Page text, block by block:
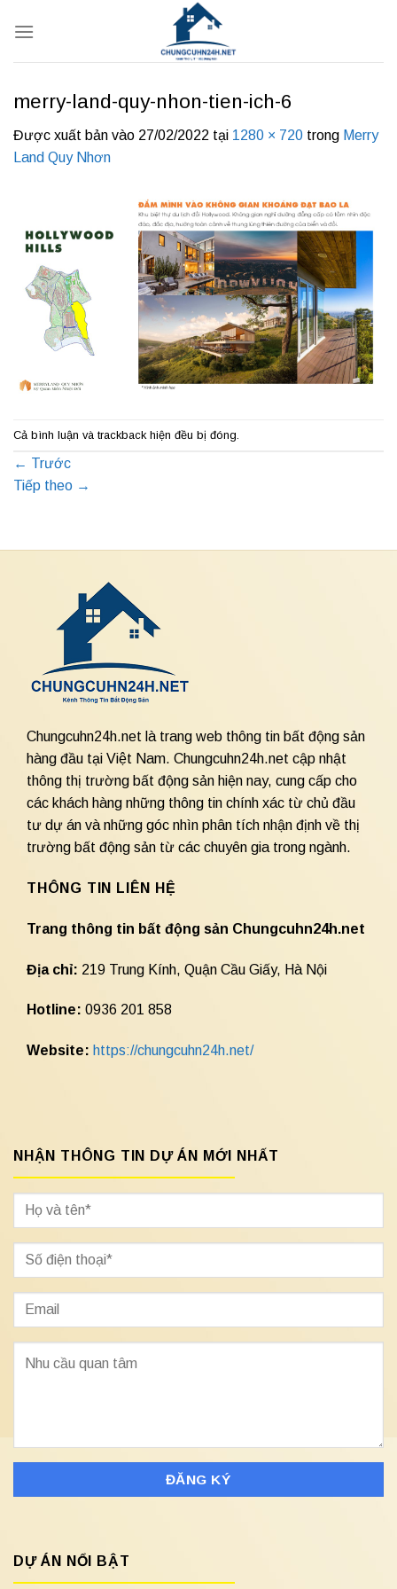
qua
merry-land-quy-nhon-tien-ich-6
Được xuất bản vào 27/02/2022 tại 1280 × 720 trong Merry
Land Quy Nhơn
Cả bình luận và trackback hiện đều bị đóng.
← Trước
Tiếp theo →
Chungcuhn24h.net là trang web thông tin bất động sản
hàng đầu tại Việt Nam. Chungcuhn24h.net cập nhật
thông thị trường bất động sản hiện nay, cung cấp cho
các khách hàng những thông tin chính xác từ chủ đầu
tư dự án và những góc nhìn phân tích nhận định về thị
trường bất động sản từ các chuyên gia trong ngành.
THÔNG TIN LIÊN HỆ
Trang thông tin bất động sản Chungcuhn24h.net
Địa chỉ: 219 Trung Kính, Quận Cầu Giấy, Hà Nội
Hotline: 0936 201 858
Website: https://chungcuhn24h.net/
NHẬN THÔNG TIN DỰ ÁN MỚI NHẤT
DỰ ÁN NỔI BẬT